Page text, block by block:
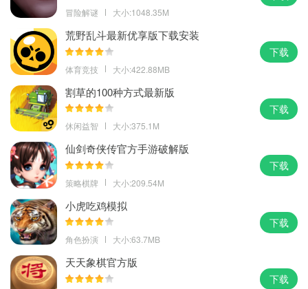
冒险解谜 大小:1048.35M
荒野乱斗最新优享版下载安装
体育竞技 大小:422.88MB
下载
割草的100种方式最新版
休闲益智 大小:375.1M
下载
仙剑奇侠传官方手游破解版
策略棋牌 大小:209.54M
下载
小虎吃鸡模拟
角色扮演 大小:63.7MB
下载
天天象棋官方版
下载